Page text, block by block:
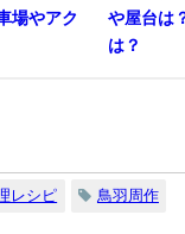
場やアク
や屋台は
は？
レシピ 鳥羽周作